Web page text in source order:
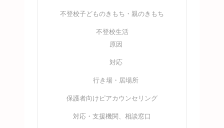
不登校子どものきもち・親のきもち
不登校生活
原因
対応
行き場・居場所
保護者向けピアカウンセリング
対応・支援機関、相談窓口